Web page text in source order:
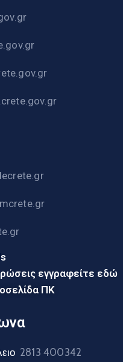
εγγραφείτε εδώ
ΠΚ
2813 400342